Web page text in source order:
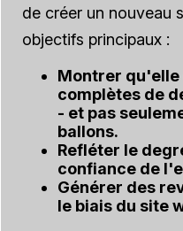
de créer un nouveau
objectifs principaux :
Montrer
complètes de
- et pas
ballons.
Refléter le
confiance de
Générer des
le biais du site